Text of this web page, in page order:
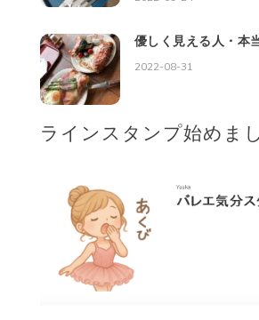
優しく見える人・本
2022-08-31
ラインスタンプ始めま